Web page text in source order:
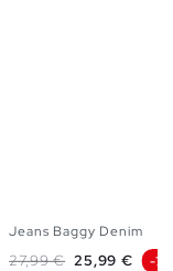
38
Jeans Baggy Denim
Preço normal
27,99 € Preço
25,99 € -